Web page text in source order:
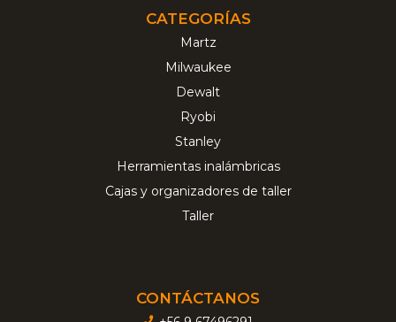
CATEGORÍAS
Martz
Milwaukee
Dewalt
Ryobi
Stanley
Herramientas inalámbricas
Cajas y organizadores de taller
Taller
CONTÁCTANOS